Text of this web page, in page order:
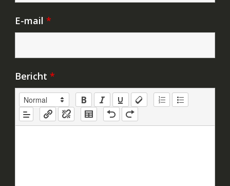
E-mail *
Bericht *